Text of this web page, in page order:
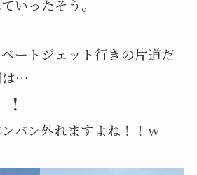
いったそう。
ートジェット行きの片道だ
は…
バン外れますよね！！ｗ